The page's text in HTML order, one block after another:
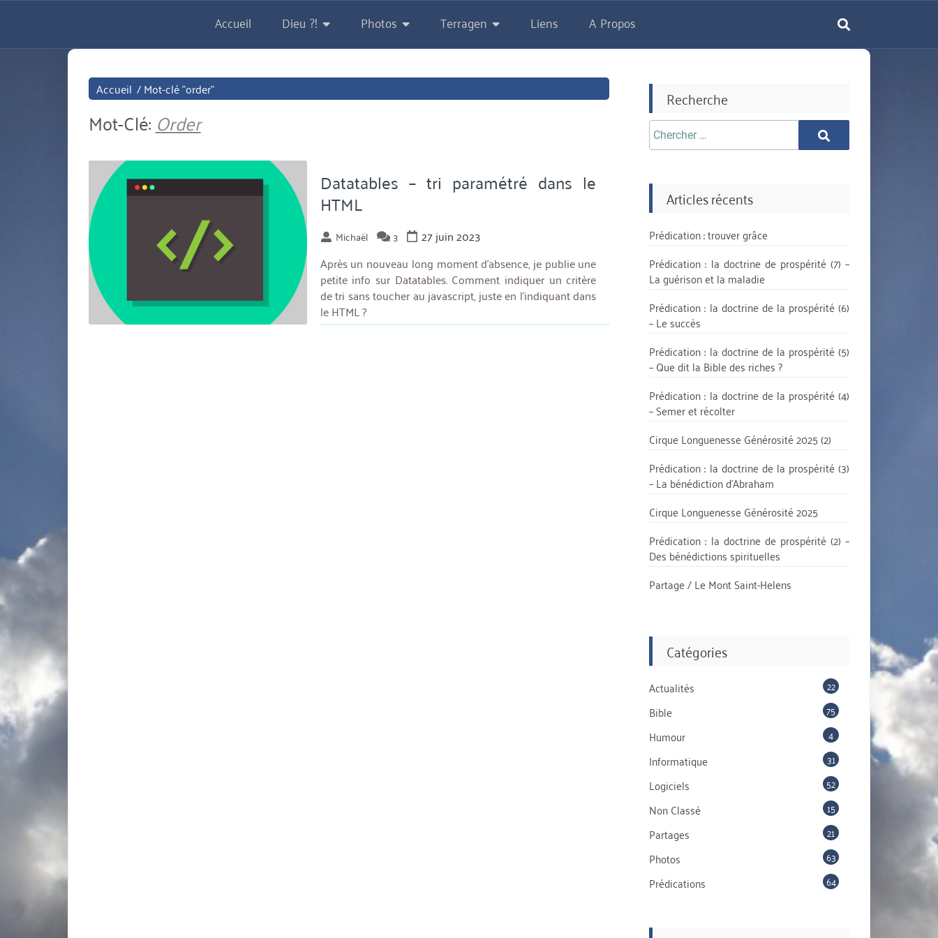
au
Accueil Dieu ?! Photos Terragen Liens A Propos
Accueil /Mot-clé "order"
Mot-Clé: Order
Datatables – tri paramétré dans le
HTML
Michaël 3
27 juin 2023
Après un nouveau long moment d’absence, je publie une
petite info sur Datatables. Comment indiquer un critère
de tri sans toucher au javascript, juste en l’indiquant dans
le HTML ?
miniature
Recherche
Chercher
aprè:
Chercher
Articles récents
Prédication : trouver grâce
Prédication : la doctrine de prospérité (7) –
La guérison et la maladie
Prédication : la doctrine de la prospérité (6)
– Le succès
Prédication : la doctrine de la prospérité (5)
– Que dit la Bible des riches ?
Prédication : la doctrine de la prospérité (4)
– Semer et récolter
Cirque Longuenesse Générosité 2025 (2)
Prédication : la doctrine de la prospérité (3)
– La bénédiction d’Abraham
Cirque Longuenesse Générosité 2025
Prédication : la doctrine de prospérité (2) –
Des bénédictions spirituelles
Partage / Le Mont Saint-Helens
Catégories
Actualités 22
Bible 75
Humour 4
Informatique 31
Logiciels 52
Non Classé 15
Partages 21
Photos 63
Prédications 64